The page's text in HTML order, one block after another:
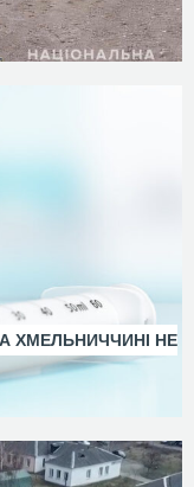
ХМЕЛЬНИЧЧИНІ НЕ